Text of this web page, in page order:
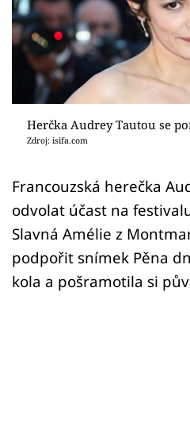
Virály
Sex a vztahy
Videa
Sledujte prima+
Přihlášení
Sledujte nás
Herčka Audrey Tautou se
Zdroj: isifa.com
Francouzská herečka
odvolat účast na
Slavná Amélie z
podpořit snímek Pěna
kola a pošramotila si